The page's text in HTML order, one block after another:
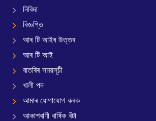
নিবিদা
বিজ্ঞপ্তি
আৰ টি আইৰ উত্তৰ
আৰ টি আই
বাতৰিৰ সময়সূচী
খালী পদ
আমাৰ যোগাযোগ কৰক
আকাশবাণী বাৰ্ষিক বঁটা